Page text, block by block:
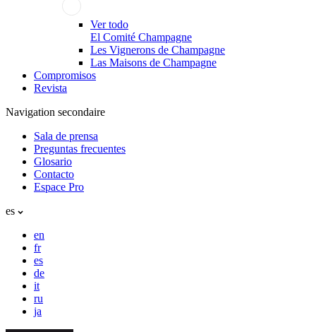
Ver todo
El Comité Champagne
Les Vignerons de Champagne
Las Maisons de Champagne
Compromisos
Revista
Navigation secondaire
Sala de prensa
Preguntas frecuentes
Glosario
Contacto
Espace Pro
es
en
fr
es
de
it
ru
ja